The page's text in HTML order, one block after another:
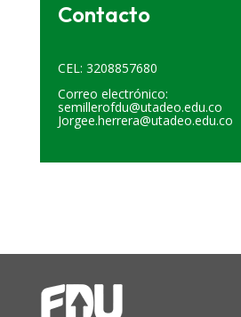
Contacto
CEL: 3208857680
Correo electrónico:
semillerofdu@utadeo.edu.co
Jorgee.herrera@utadeo.edu.co